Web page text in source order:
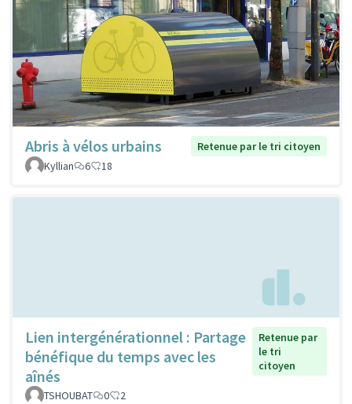
Abris à vélos urbains
Retenue par le tri citoyen
Kyllian
6 18
Lien intergénérationnel : Partage
bénéfique du temps avec les
aînés
Retenue par
le tri
citoyen
TSHOUBAT 0 2